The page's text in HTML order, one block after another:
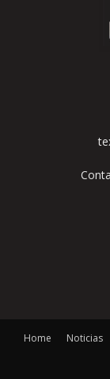
Home Noticias